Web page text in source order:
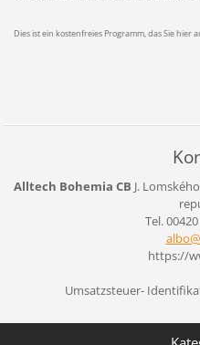
Dies ist ein kostenfreies Programm, das Sie
Alltech Bohemia CB J.
Tel.
https://
Umsatzsteuer-